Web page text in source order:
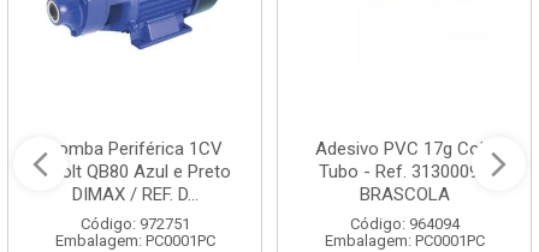
Bomba Periférica 1CV
Bivolt QB80 Azul e Preto
DIMAX / REF. D...
Código: 972751
Embalagem: PC0001PC
Adesivo PVC 17g Cola
Tubo - Ref. 3130009 -
BRASCOLA
Código: 964094
Embalagem: PC0001PC